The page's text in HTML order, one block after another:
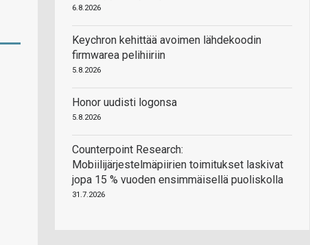
6.8.2026
Keychron kehittää avoimen lähdekoodin
firmwarea pelihiiriin
5.8.2026
Honor uudisti logonsa
5.8.2026
Counterpoint Research:
Mobiilijärjestelmäpiirien toimitukset laskivat
jopa 15 % vuoden ensimmäisellä puoliskolla
31.7.2026